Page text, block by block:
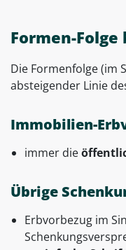
Formen-Folge
Die Formenfolge (im
absteigender Linie
Immobilien-
immer die
Übrige
Erbvorbezug im